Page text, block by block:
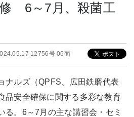
6～7月、殺菌工
12756号 06面
ナルズ（QPFS、広田鉄磨代表
品安全確保に関する多彩な教育
る。6～7月の主な講習会・セミ